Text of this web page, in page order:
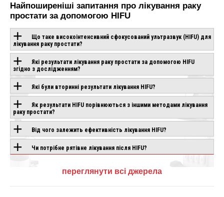
Найпоширеніші запитання про лікування раку
простати за допомогою HIFU
Що таке високоінтенсивний сфокусований ультразвук (HIFU) для
лікування раку простати?
Які результати лікування раку простати за допомогою HIFU
згідно з дослідженням?
Які були вторинні результати лікування HIFU?
Як результати HIFU порівнюються з іншими методами лікування
раку простати?
Від чого залежить ефективність лікування HIFU?
Чи потрібне рятівне лікування після HIFU?
переглянути всі джерела